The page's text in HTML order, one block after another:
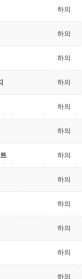
하의
하의
하의
하의
하의
하의
하의
하의
하의
하의
하의
하의